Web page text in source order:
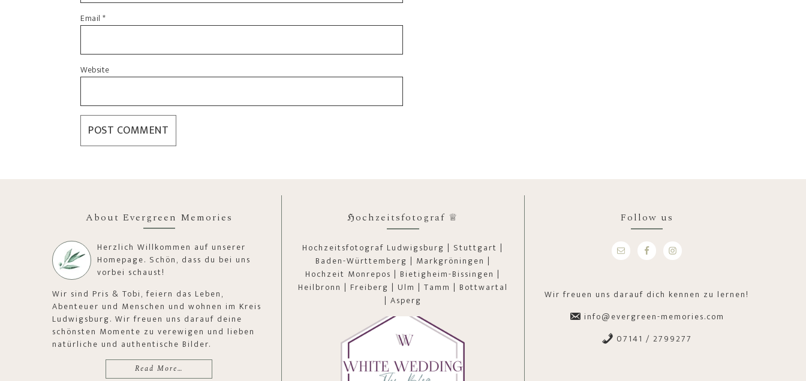
Email*
Website
About Evergreen Memories
Herzlich Willkommen auf unserer
Homepage. Schön, dass du bei uns
vorbei schaust!
Wir sind Pris & Tobi, feiern das Leben,
Abenteuer und Menschen und wohnen im Kreis
Ludwigsburg. Wir freuen uns darauf deine
schönsten Momente zu verewigen und lieben
natürliche und authentische Bilder.
Read More…
ℌochzeitsfotograf ♕
Hochzeitsfotograf Ludwigsburg | Stuttgart |
Baden-Württemberg | Markgröningen |
Hochzeit Monrepos | Bietigheim-Bissingen |
Heilbronn | Freiberg | Ulm | Tamm | Bottwartal
| Asperg
Follow us
Wir freuen uns darauf dich kennen zu lernen!
info@evergreen-memories.com
07141 / 2799277